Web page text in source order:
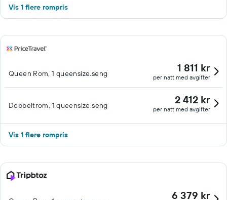
Vis 1 flere rompris
Queen Rom, 1 queensize.seng 1 811 kr
per natt med avgifter
Dobbeltrom, 1 queensize.seng 2 412 kr
per natt med avgifter
Vis 1 flere rompris
6 379 kr